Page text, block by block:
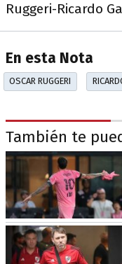
Ruggeri-Ricardo
En esta Nota
OSCAR RUGGERI
También te